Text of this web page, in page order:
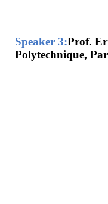
Speaker 3:Prof.
Polytechnique,